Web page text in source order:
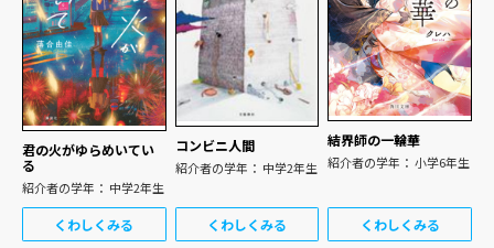
君の火がゆらめいてい
る
紹介者の学年： 中学2年生
くわしくみる
コンビニ人間
紹介者の学年： 中学2年生
くわしくみる
結界師の一輪華
紹介者の学年： 小学6年生
くわしくみる